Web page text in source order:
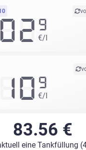
9
€/l
9
€/l
83.56 €
eine Tankfüllung